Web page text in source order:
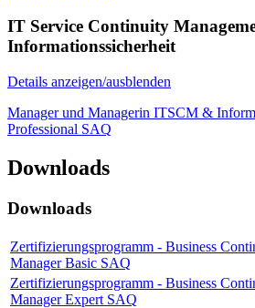
IT Service Continuity
Informationssicherheit
Details anzeigen/ausblenden
Manager und Managerin ITSCM &
Professional SAQ
Downloads
Downloads
Zertifizierungsprogramm - Business
Manager Basic SAQ
Zertifizierungsprogramm - Business
Manager Expert SAQ